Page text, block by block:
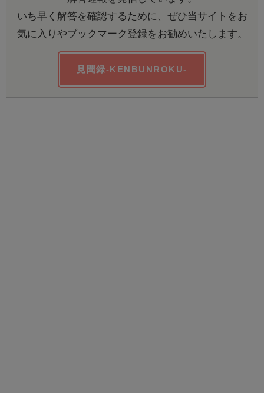
いち早く解答を確認するために、ぜひ当サイトをお
気に入りやブックマーク登録をお勧めいたします。
見聞録-KENBUNROKU-